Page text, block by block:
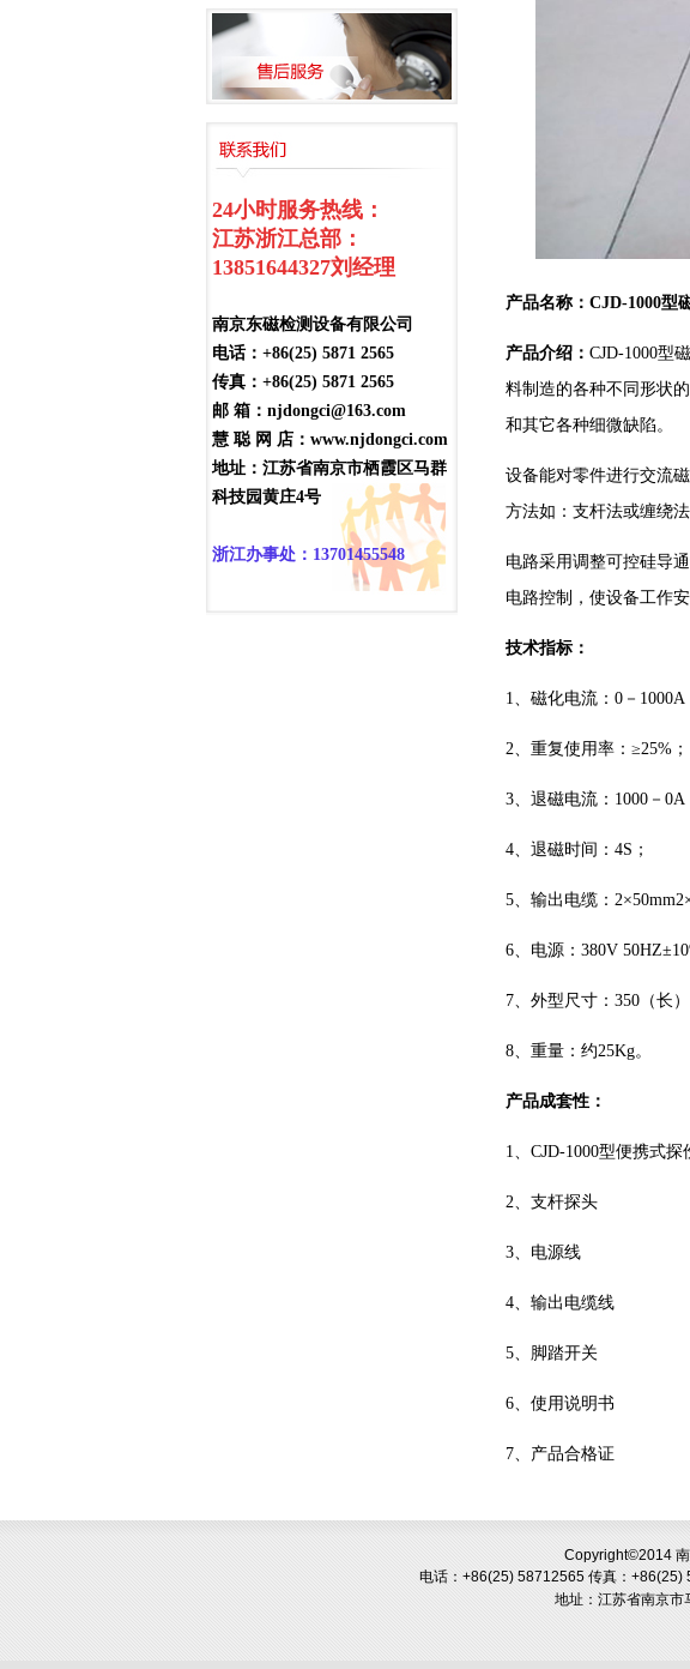
24小时服务热线：
江苏浙江总部：
13851644327刘经理
南京东磁检测设备有限公司
电话：+86(25) 5871 2565
传真：+86(25) 5871 2565
邮 箱：njdongci@163.com
慧 聪 网 店：www.njdongci.com
地址：江苏省南京市栖霞区马群
科技园黄庄4号
浙江办事处：13701455548
产品名称：CJD-1000型
产品介绍： CJD-1000型
料制造的各种不同形状
和其它各种细微缺陷。
设备能对零件进行交流
方法如：支杆法或缠绕
电路采用调整可控硅导
电路控制，使设备工作
技术指标：
1、磁化电流：0－
2、重复使用率：≥25%；
3、退磁电流：1000－
4、退磁时间：4S；
5、输出电缆：
6、电源：380V
7、外型尺寸：350（长
8、重量：约25Kg。
产品成套性：
1、CJD-1000型便携式
2、支杆探头
3、电源线
4、输出电缆
5、脚踏开关
6、使用说明
7、产品合格
Copyright©2014
电话：+86(25) 58712565 传真：+86(25)
地址： 江苏省南京市